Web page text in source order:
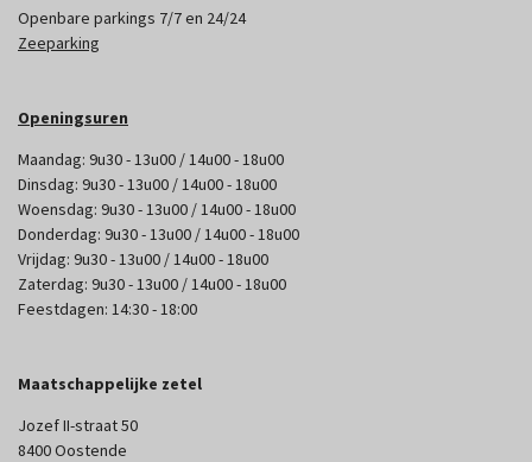
Openbare parkings 7/7 en 24/24
Zeeparking
Openingsuren
Maandag: 9u30 - 13u00 / 14u00 - 18u00
Dinsdag: 9u30 - 13u00 / 14u00 - 18u00
Woensdag: 9u30 - 13u00 / 14u00 - 18u00
Donderdag: 9u30 - 13u00 / 14u00 - 18u00
Vrijdag: 9u30 - 13u00 / 14u00 - 18u00
Zaterdag: 9u30 - 13u00 / 14u00 - 18u00
Feestdagen: 14:30 - 18:00
Maatschappelijke zetel
Jozef II-straat 50
8400 Oostende